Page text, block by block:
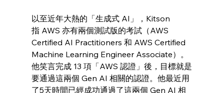
以至近年大熱的「生成式 AI」，Kitson
指 AWS 亦有兩個測試版的考試（AWS
Certified AI Practitioners 和 AWS Certified
Machine Learning Engineer Associate）。
他笑言完成 13 項「AWS 認證」後，目標就是
要通過這兩個 Gen AI 相關的認證。他最近用
了5天時間已經成功通過了這兩個 Gen AI 相